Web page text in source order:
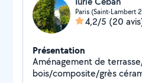
Paris (Saint-Lambert
4,2/5 (20
Présentation
Aménagement de
bois/composite/grès cérame Arrosage